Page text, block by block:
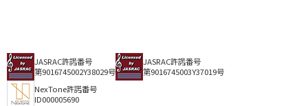
JASRAC許諾番号
第9016745002Y38029号
JASRAC許諾番号
第9016745003Y37019号
NexTone許諾番号
ID000005690